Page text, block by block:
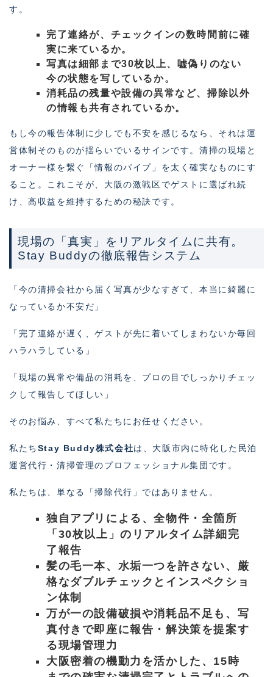
す。
完了連絡が、チェックインの数時間前に確
実に来ているか。
写真は細部まで30枚以上、嘘偽りのない
今の状態を写しているか。
消耗品の残量や設備の異常など、掃除以外
の情報も共有されているか。
もし今の報告体制に少しでも不安を感じるなら、それは運
営体制そのものが揺らいでいるサインです。清掃の現場と
オーナー様を繋ぐ「情報のパイプ」を太く確実なものにす
ること。これこそが、大阪の激戦区でゲストに選ばれ続
け、高収益を維持するための秘訣です。
現場の「真実」をリアルタイムに共有。
Stay Buddyの徹底報告システム
「今の清掃会社から届く写真が少なすぎて、本当に綺麗に
なっているか不安だ」
「完了連絡が遅く、ゲストが先に着いてしまわないか毎回
ハラハラしている」
「現場の異常や備品の消耗を、プロの目でしっかりチェッ
クして報告してほしい」
そのお悩み、すべて私たちにお任せください。
私たちStay Buddy株式会社は、大阪市内に特化した民泊
運営代行・清掃管理のプロフェッショナル集団です。
私たちは、単なる「掃除代行」ではありません。
独自アプリによる、全物件・全箇所
「30枚以上」のリアルタイム詳細完
了報告
髪の毛一本、水垢一つを許さない、厳
格なダブルチェックとインスペクショ
ン体制
万が一の設備破損や消耗品不足も、写
真付きで即座に報告・解決策を提案す
る現場管理力
大阪密着の機動力を活かした、15時